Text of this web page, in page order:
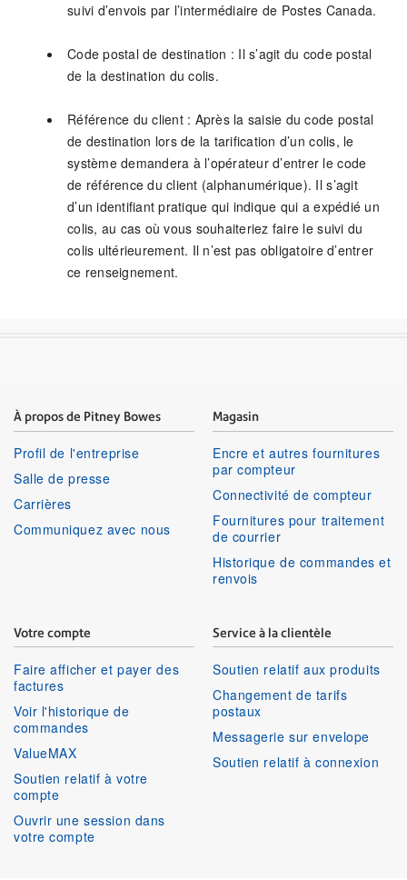
suivi d’envois par l’intermédiaire de Postes Canada.
Code postal de destination : Il s’agit du code postal
de la destination du colis.
Référence du client : Après la saisie du code postal
de destination lors de la tarification d’un colis, le
système demandera à l’opérateur d’entrer le code
de référence du client (alphanumérique). Il s’agit
d’un identifiant pratique qui indique qui a expédié un
colis, au cas où vous souhaiteriez faire le suivi du
colis ultérieurement. Il n’est pas obligatoire d’entrer
ce renseignement.
À propos de Pitney Bowes
Profil de l'entreprise
Salle de presse
Carrières
Communiquez avec nous
Magasin
Encre et autres fournitures
par compteur
Connectivité de compteur
Fournitures pour traitement
de courrier
Historique de commandes et
renvois
Votre compte
Faire afficher et payer des
factures
Voir l'historique de
commandes
ValueMAX
Soutien relatif à votre
compte
Ouvrir une session dans
votre compte
Service à la clientèle
Soutien relatif aux produits
Changement de tarifs
postaux
Messagerie sur envelope
Soutien relatif à connexion